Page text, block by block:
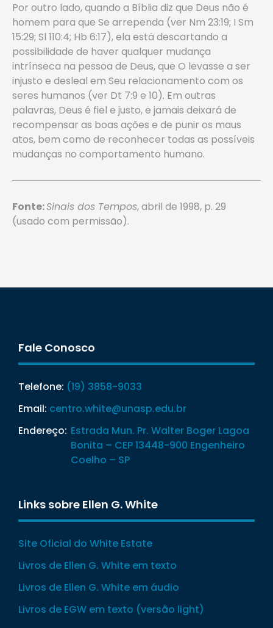
Por outro lado, quando a Bíblia diz que Deus não é
homem para que Se arrependa (ver Nm 23:19; I Sm
15:29; Sl 110:4; Hb 6:17), ela está descartando a
possibilidade de haver qualquer mudança
intrínseca na pessoa de Deus, que O levasse a ser
injusto e desleal em Seu relacionamento com os
seres humanos (ver Dt 7:9 e 10). Em outras
palavras, Deus é fiel e justo, e jamais deixará de
recompensar as boas ações e de punir os maus
atos, bem como de reconhecer todas as possíveis
mudanças no comportamento humano.
Fonte:Sinais dos Tempos, abril de 1998, p. 29
(usado com permissão).
Fale Conosco
Telefone: (19) 3858-9033
Email: centro.white@unasp.edu.br
Endereço: Estrada Mun. Pr. Walter Boger Lagoa
Bonita – CEP 13448-900 Engenheiro
Coelho – SP
Links sobre Ellen G. White
Site Oficial do White Estate
Livros de Ellen G. White em texto
Livros de Ellen G. White em áudio
Livros de EGW em texto (versão light)